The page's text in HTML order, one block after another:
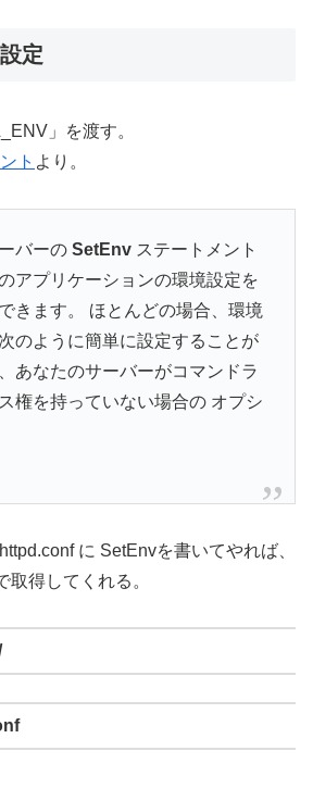
定
」を渡す。
ト より。
バーの SetEnvステートメント
アプリケーションの環境設定を
きます。 ほとんどの場合、環境
のように簡単に設定することが
あなたのサーバーがコマンドラ
権を持っていない場合の オプシ
に SetEnvを書いてやれば、
得してくれる。